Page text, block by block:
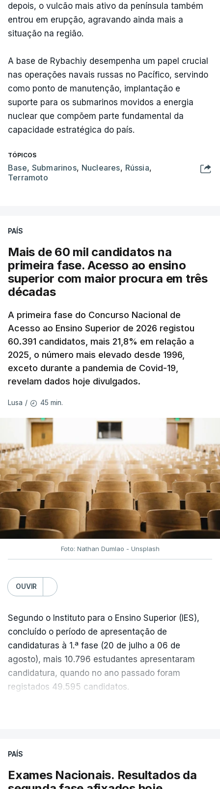
depois, o vulcão mais ativo da península também
entrou em erupção, agravando ainda mais a
situação na região.
A base de Rybachiy desempenha um papel crucial
nas operações navais russas no Pacífico, servindo
como ponto de manutenção, implantação e
suporte para os submarinos movidos a energia
nuclear que compõem parte fundamental da
capacidade estratégica do país.
TÓPICOS
Base, Submarinos, Nucleares, Rússia,
Terramoto
PAÍS
Mais de 60 mil candidatos na
primeira fase. Acesso ao ensino
superior com maior procura em três
décadas
A primeira fase do Concurso Nacional de
Acesso ao Ensino Superior de 2026 registou
60.391 candidatos, mais 21,8% em relação a
2025, o número mais elevado desde 1996,
exceto durante a pandemia de Covid-19,
revelam dados hoje divulgados.
Lusa / 45 min.
Foto: Nathan Dumlao - Unsplash
OUVIR
Segundo o Instituto para o Ensino Superior (IES),
concluído o período de apresentação de
candidaturas à 1.ª fase (20 de julho a 06 de
agosto), mais 10.796 estudantes apresentaram
candidatura, quando no ano passado foram
registados 49.595 candidatos.
anos, exceto nos anos da pandemia de Covid-19,
excecionais para a conclusão do ensino
PAÍS
Exames Nacionais. Resultados da